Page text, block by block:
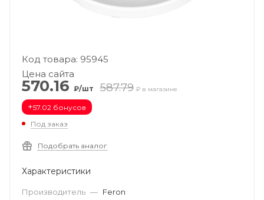
Код товара: 95945
Цена сайта
570.16 ₽/шт 587.79 ₽ в магазине
+57.02 бонусов
Под заказ
Подобрать аналог
Характеристики
Производитель — Feron